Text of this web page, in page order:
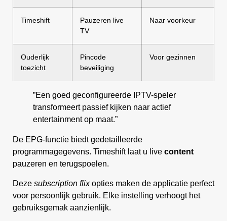
Timeshift
Pauzeren live
TV
Naar voorkeur
Ouderlijk
toezicht
Pincode
beveiliging
Voor gezinnen
”Een goed geconfigureerde IPTV-speler
transformeert passief kijken naar actief
entertainment op maat.”
De EPG-functie biedt gedetailleerde
programmagegevens. Timeshift laat u live content
pauzeren en terugspoelen.
Deze subscription flixopties maken de applicatie perfect
voor persoonlijk gebruik. Elke instelling verhoogt het
gebruiksgemak aanzienlijk.